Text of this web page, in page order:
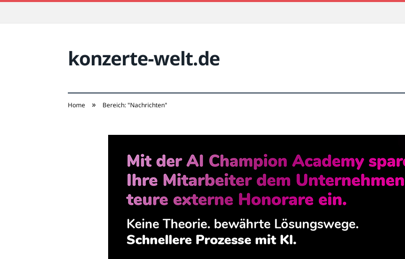
konzerte-welt.de
Home » Bereich: "Nachrichten"